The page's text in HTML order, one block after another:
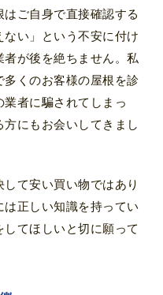
ご自身で直接確認する
い」という不安に付け
が後を絶ちません。私
くのお客様の屋根を診
者に騙されてしまっ
にもお会いしてきまし
て安い買い物ではあり
正しい知識を持ってい
てほしいと切に願って